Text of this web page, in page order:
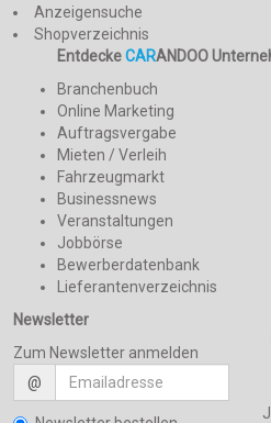
Anzeigensuche
Shopverzeichnis
EntdeckeCARANDOO
Branchenbuch
Online Marketing
Auftragsvergabe
Mieten / Verleih
Fahrzeugmarkt
Businessnews
Veranstaltungen
Jobbörse
Bewerberdatenbank
Lieferantenverzeichnis
Newsletter
Zum Newsletter anmelden
@